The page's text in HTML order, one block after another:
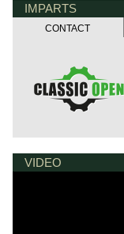
twentieth century.
Petterson who
days. The Volvo
P1800 became
in the 1960s,
leading role. After
the P 1800 was
brakes all around.
the market in
IMPARTS
CONTACT
VIDEO